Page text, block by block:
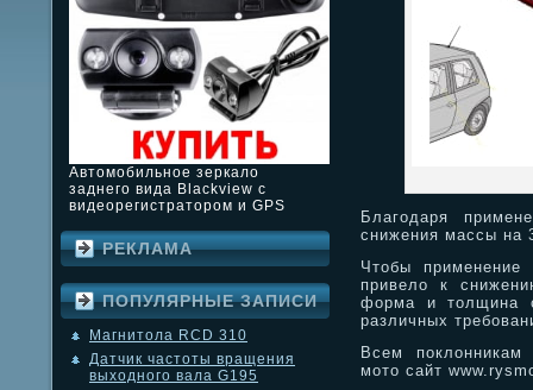
Автомобильное зеркало
заднего вида Blackview с
видеорегистратором и GPS
РЕКЛАМА
ПОПУЛЯРНЫЕ ЗАПИСИ
Магнитола RCD 310
Датчик частоты вращения
выходного вала G195
Благодаря
снижения массы на
Чтобы
привело к
форма и толщина
различных
Всем
мото сайт